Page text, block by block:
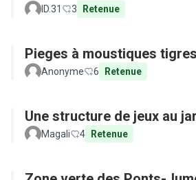
ID.31 3 Retenue
Pieges à moustiques tigres
Anonyme 6 Retenue
Une structure de jeux au
Magali 4 Retenue